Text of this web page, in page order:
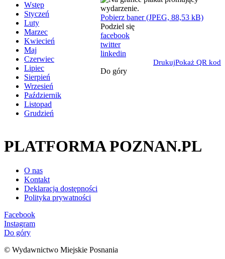
Wstęp
Styczeń
Luty
Marzec
Kwiecień
Maj
Czerwiec
Lipiec
Sierpień
Wrzesień
Październik
Listopad
Grudzień
Pobierz baner (JPEG, 88,53 kB)
Podziel się
facebook
twitter
linkedin
DrukujPokaż QR kod
Do góry
PLATFORMA POZNAN.PL
O nas
Kontakt
Deklaracja dostępności
Polityka prywatności
Facebook
Instagram
Do góry
© Wydawnictwo Miejskie Posnania